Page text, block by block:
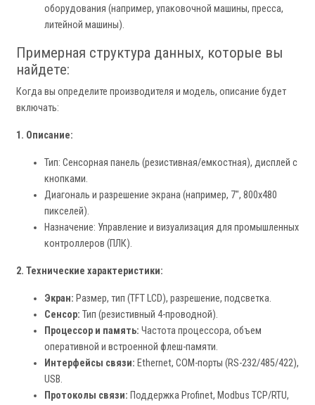
оборудования (например, упаковочной машины, пресса,
литейной машины).
Примерная структура данных, которые вы
найдете:
Когда вы определите производителя и модель, описание будет
включать:
1. Описание:
Тип: Сенсорная панель (резистивная/емкостная), дисплей с
кнопками.
Диагональ и разрешение экрана (например, 7", 800x480
пикселей).
Назначение: Управление и визуализация для промышленных
контроллеров (ПЛК).
2. Технические характеристики:
Экран: Размер, тип (TFT LCD), разрешение, подсветка.
Сенсор: Тип (резистивный 4-проводной).
Процессор и память: Частота процессора, объем
оперативной и встроенной флеш-памяти.
Интерфейсы связи: Ethernet, COM-порты (RS-232/485/422),
USB.
Протоколы связи: Поддержка Profinet, Modbus TCP/RTU,